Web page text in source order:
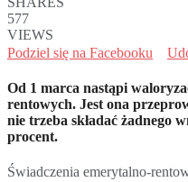
577
VIEWS
Podziel się na Facebooku
Od 1 marca nastąpi
rentowych. Jest ona
nie trzeba składać żadnego
procent.
Świadczenia emerytalno-